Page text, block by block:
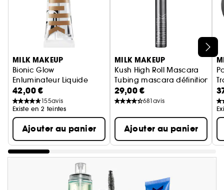
MILK MAKEUP
Bionic Glow
Enluminateur Liquide
42,00 €
155avis
Existe en 2 teintes
Ajouter au panier
MILK MAKEUP
Kush High Roll Mascara
Tubing mascara définition et
29,00 €
681avis
Ajouter au panier